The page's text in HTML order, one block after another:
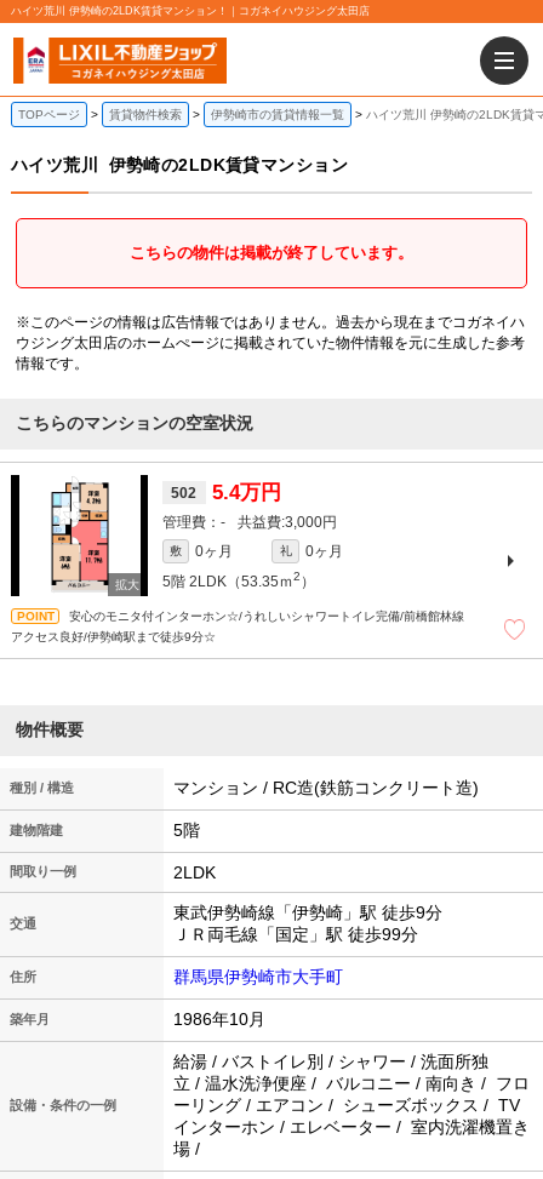
ハイツ荒川 伊勢崎の2LDK賃貸マンション！｜コガネイハウジング太田店
TOPページ 賃貸物件検索 伊勢崎市の賃貸情報一覧 ハイツ荒川 伊勢崎の2LDK賃貸
ハイツ荒川 伊勢崎の2LDK賃貸マンション
こちらの物件は掲載が終了しています。
※このページの情報は広告情報ではありません。過去から現在までコガネイハ
ウジング太田店のホームぺージに掲載されていた物件情報を元に生成した参考
情報です。
こちらのマンションの空室状況
502 5.4万円
- 3,000円
敷 0ヶ月 礼
0ヶ月
5階 2LDK（53.35ｍ2 ）
安心のモニタ付インターホン☆/うれしいシャワートイレ完備/前橋館林線
アクセス良好/伊勢崎駅まで徒歩9分☆
物件概要
種別 / 構造 マンション / RC造(鉄筋コンクリート造)
建物階建 5階
間取り一例 2LDK
交通
東武伊勢崎線「伊勢崎」駅 徒歩9分
ＪＲ両毛線「国定」駅 徒歩99分
住所 群馬県伊勢崎市大手町
築年月 1986年10月
設備・条件の一例
給湯 / バストイレ別 / シャワー / 洗面所独
立 / 温水洗浄便座 / バルコニー / 南向き / フロ
ーリング / エアコン / シューズボックス / TV
インターホン / エレベーター / 室内洗濯機置き
場 /